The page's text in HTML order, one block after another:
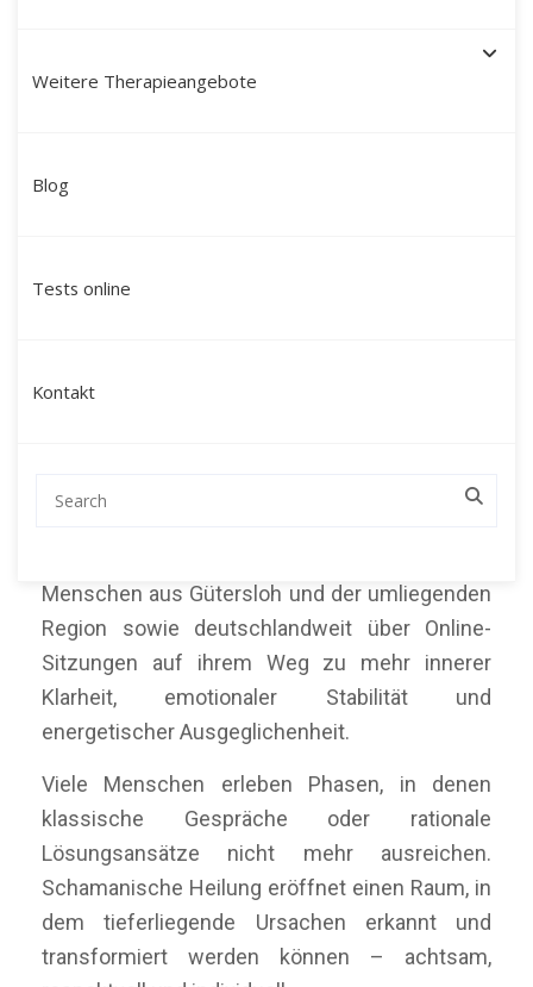
Weitere Therapieangebote
Blog
Tests online
Kontakt
Gütersloh: Ganzheitliche
der mentalen Ebene ansetzt, sondern Körper,
Menschen aus Gütersloh und der umliegenden
Region sowie deutschlandweit über Online-
Sitzungen auf ihrem Weg zu mehr innerer
Klarheit, emotionaler Stabilität und
energetischer Ausgeglichenheit.
Viele Menschen erleben Phasen, in denen
klassische Gespräche oder rationale
Lösungsansätze nicht mehr ausreichen.
Schamanische Heilung eröffnet einen Raum, in
dem tieferliegende Ursachen erkannt und
transformiert werden können – achtsam,